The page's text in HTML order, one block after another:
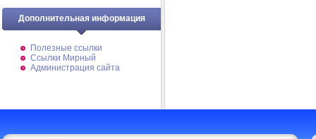
Дополнительная информация
Полезные ссылки
Ссылки Мирный
Администрация сайта